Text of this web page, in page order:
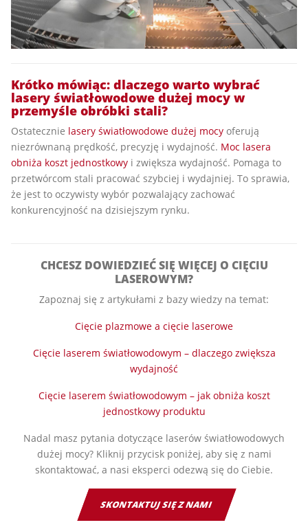
Krótko mówiąc: dlaczego warto wybrać
lasery światłowodowe dużej mocy w
przemyśle obróbki stali?
Ostatecznie lasery światłowodowe dużej mocy oferują
niezrównaną prędkość, precyzję i wydajność. Moc lasera
obniża koszt jednostkowy i zwiększa wydajność. Pomaga to
przetwórcom stali pracować szybciej i wydajniej. To sprawia,
że jest to oczywisty wybór pozwalający zachować
konkurencyjność na dzisiejszym rynku.
CHCESZ DOWIEDZIEĆ SIĘ WIĘCEJ O CIĘCIU
LASEROWYM?
Zapoznaj się z artykułami z bazy wiedzy na temat:
Cięcie plazmowe a cięcie laserowe
Cięcie laserem światłowodowym – dlaczego zwiększa
wydajność
Cięcie laserem światłowodowym – jak obniża koszt
jednostkowy produktu
Nadal masz pytania dotyczące laserów światłowodowych
dużej mocy? Kliknij przycisk poniżej, aby się z nami
skontaktować, a nasi eksperci odezwą się do Ciebie.
SKONTAKTUJ SIĘ Z NAMI